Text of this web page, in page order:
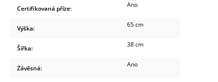
Certifikovaná příze: Ano
Výška: 65 cm
Šířka: 38 cm
Závěsná: Ano